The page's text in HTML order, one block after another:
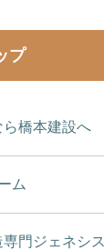
プ
橋本建設へ
ム
門ジェネシス